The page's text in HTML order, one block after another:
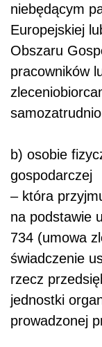
niebędącym
Europejskiej
Obszaru
pracowników
b) osobie
gospodarczej
– która
na podstawie
734 (umowa
świadczenie
rzecz
jednostki
prowadzonej